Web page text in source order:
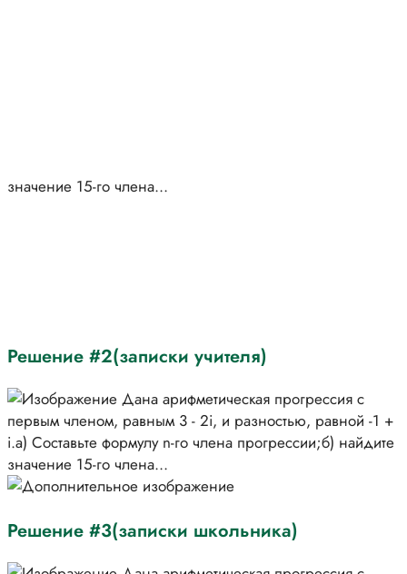
Решение #2(записки учителя)
Решение #3(записки школьника)